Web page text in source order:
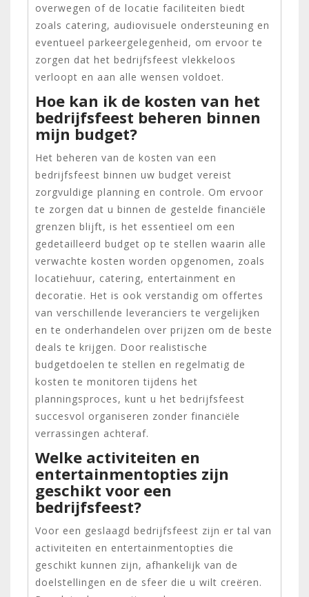
overwegen of de locatie faciliteiten biedt
zoals catering, audiovisuele ondersteuning en
eventueel parkeergelegenheid, om ervoor te
zorgen dat het bedrijfsfeest vlekkeloos
verloopt en aan alle wensen voldoet.
Hoe kan ik de kosten van het
bedrijfsfeest beheren binnen
mijn budget?
Het beheren van de kosten van een
bedrijfsfeest binnen uw budget vereist
zorgvuldige planning en controle. Om ervoor
te zorgen dat u binnen de gestelde financiële
grenzen blijft, is het essentieel om een
gedetailleerd budget op te stellen waarin alle
verwachte kosten worden opgenomen, zoals
locatiehuur, catering, entertainment en
decoratie. Het is ook verstandig om offertes
van verschillende leveranciers te vergelijken
en te onderhandelen over prijzen om de beste
deals te krijgen. Door realistische
budgetdoelen te stellen en regelmatig de
kosten te monitoren tijdens het
planningsproces, kunt u het bedrijfsfeest
succesvol organiseren zonder financiële
verrassingen achteraf.
Welke activiteiten en
entertainmentopties zijn
geschikt voor een
bedrijfsfeest?
Voor een geslaagd bedrijfsfeest zijn er tal van
activiteiten en entertainmentopties die
geschikt kunnen zijn, afhankelijk van de
doelstellingen en de sfeer die u wilt creëren.